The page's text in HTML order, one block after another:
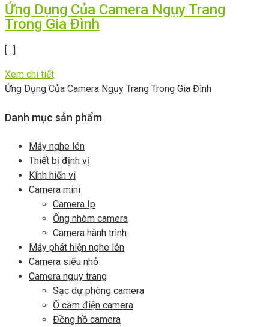
Ứng Dụng Của Camera Ngụy Trang
Trong Gia Đình
[…]
Xem chi tiết
Ứng Dụng Của Camera Ngụy Trang Trong Gia Đình
Danh mục sản phẩm
Máy nghe lén
Thiết bị định vị
Kính hiển vi
Camera mini
Camera Ip
Ống nhòm camera
Camera hành trình
Máy phát hiện nghe lén
Camera siêu nhỏ
Camera ngụy trang
Sạc dự phòng camera
Ổ cắm điện camera
Đồng hồ camera